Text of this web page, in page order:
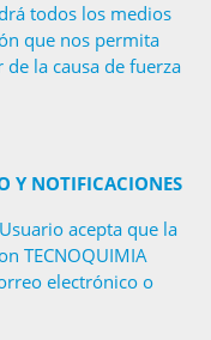
todos los medios
que nos permita
la causa de fuerza
Y NOTIFICACIONES
acepta que la
TECNOQUIMIA
electrónico o